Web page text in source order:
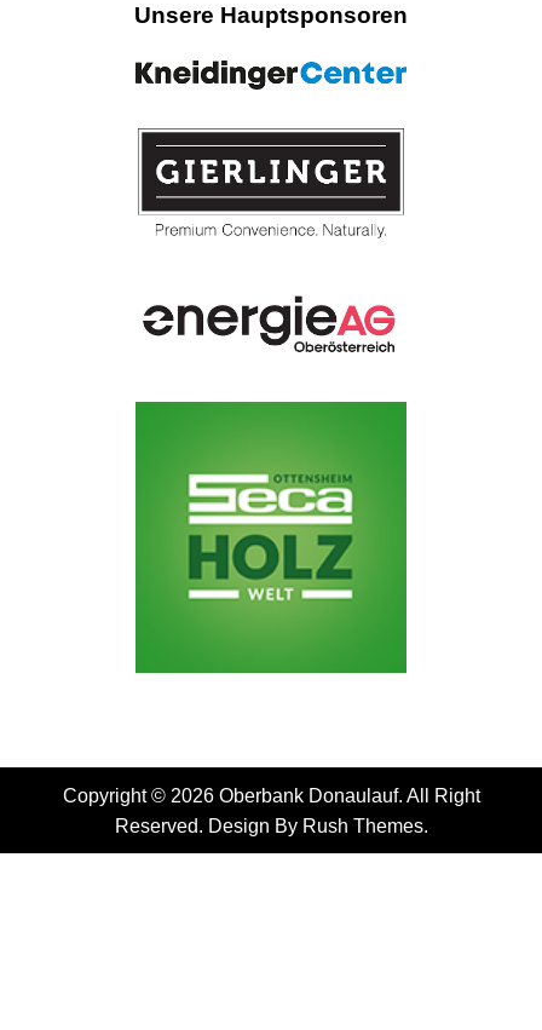
Unsere Hauptsponsoren
Copyright © 2026 Oberbank Donaulauf. All Right
Reserved. Design By Rush Themes.